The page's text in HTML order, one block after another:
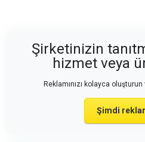
Şirketinizin
hizmet veya
Reklamınızı kolayca oluşturun
Şimdi